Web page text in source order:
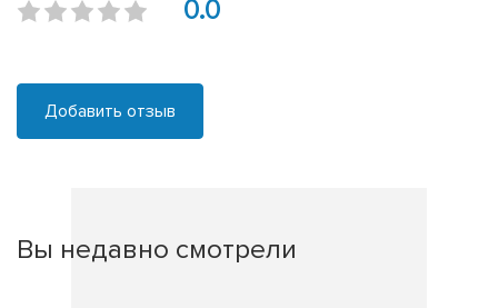
0.0
Добавить отзыв
Вы недавно смотрели